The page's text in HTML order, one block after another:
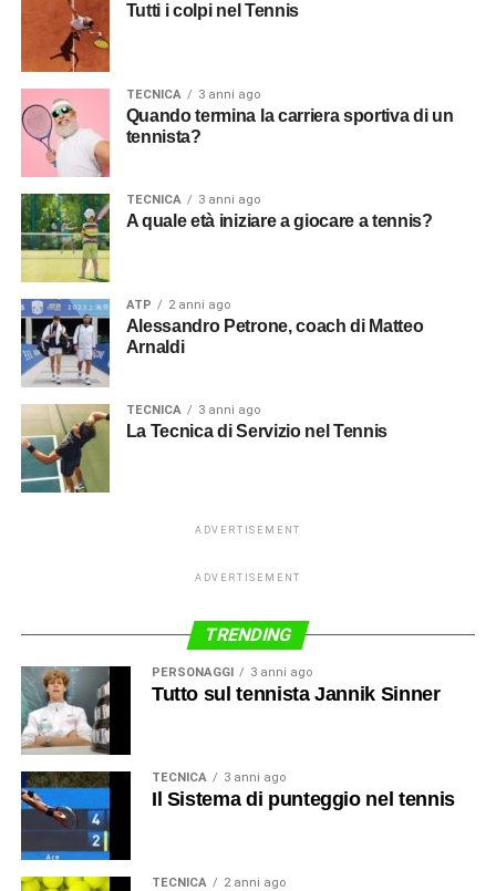
possa raggiungere questo traguardo nel prossimo futuro.
Inoltre, punta a consolidare la sua posizione tra i primi
dieci giocatori del mondo e a competere costantemente
per i titoli nei tornei più prestigiosi del circuito ATP.
Hubert Hurkacz rappresenta il futuro luminoso del tennis
polacco e mondiale. Con il suo gioco potente, la sua
abilità tattica e la sua mentalità da vero combattente, è
destinato a diventare uno dei protagonisti del circuito
nei prossimi anni. Gli appassionati di tennis possono
aspettarsi di vedere grandi cose da lui nel corso della sua
carriera, e non vedono l’ora di seguirlo nel suo percorso
verso il successo.
Tutti i colpi nel Tennis
TECNICA 3 anni ago
Quando termina la carriera sportiva di un
tennista?
TECNICA 3 anni ago
A quale età iniziare a giocare a tennis?
ATP 2 anni ago
Alessandro Petrone, coach di Matteo
Arnaldi
TECNICA 3 anni ago
La Tecnica di Servizio nel Tennis
ADVERTISEMENT
ADVERTISEMENT
TRENDING
PERSONAGGI 3 anni ago
Tutto sul tennista Jannik Sinner
TECNICA 3 anni ago
Il Sistema di punteggio nel tennis
TECNICA 2 anni ago